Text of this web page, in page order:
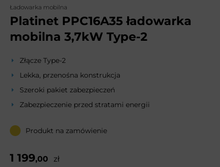
Ładowarka mobilna
Platinet PPC16A35 ładowarka
mobilna 3,7kW Type-2
Złącze Type-2
Lekka, przenośna konstrukcja
Szeroki pakiet zabezpieczeń
Zabezpieczenie przed stratami energii
Produkt na zamówienie
1 199,00 zł